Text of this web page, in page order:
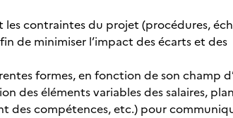
contraintes du projet (procédures,
de minimiser l’impact des écarts et des
formes, en fonction de son champ
des éléments variables des salaires,
des compétences, etc.) pour